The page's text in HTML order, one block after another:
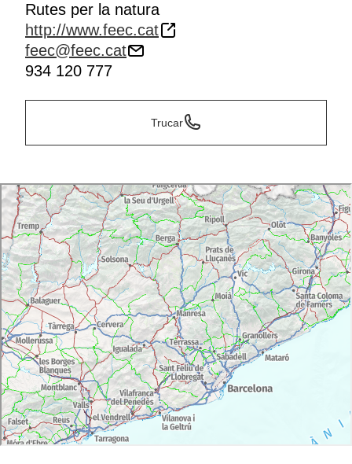
Rutes per la natura
http://www.feec.cat
feec@feec.cat
934 120 777
Trucar